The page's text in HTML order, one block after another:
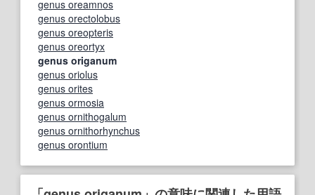
genus oreamnos
genus orectolobus
genus oreopteris
genus oreortyx
genus origanum
genus oriolus
genus orites
genus ormosia
genus ornithogalum
genus ornithorhynchus
genus orontium